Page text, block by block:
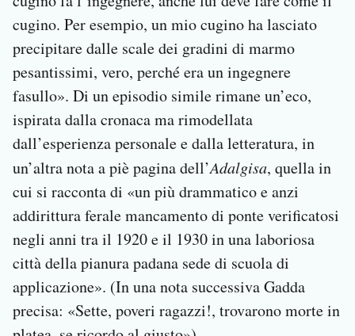
cugino. Per esempio, un mio cugino ha lasciato
precipitare dalle scale dei gradini di marmo
pesantissimi, vero, perché era un ingegnere
fasullo». Di un episodio simile rimane un’eco,
ispirata dalla cronaca ma rimodellata
dall’esperienza personale e dalla letteratura, in
un’altra nota a piè pagina dell’Adalgisa, quella in
cui si racconta di «un più drammatico e anzi
addirittura ferale mancamento di ponte veriﬁcatosi
negli anni tra il 1920 e il 1930 in una laboriosa
città della pianura padana sede di scuola di
applicazione». (In una nota successiva Gadda
precisa: «Sette, poveri ragazzi!, trovarono morte in